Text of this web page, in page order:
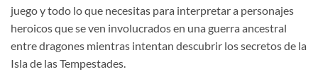
juego y todo lo que necesitas para interpretar a personajes
heroicos que se ven involucrados en una guerra ancestral
entre dragones mientras intentan descubrir los secretos de la
Isla de las Tempestades.